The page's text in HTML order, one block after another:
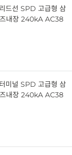
선 SPD 고급형 삼
내장 240kA AC38
미널 SPD 고급형 삼
내장 240kA AC38